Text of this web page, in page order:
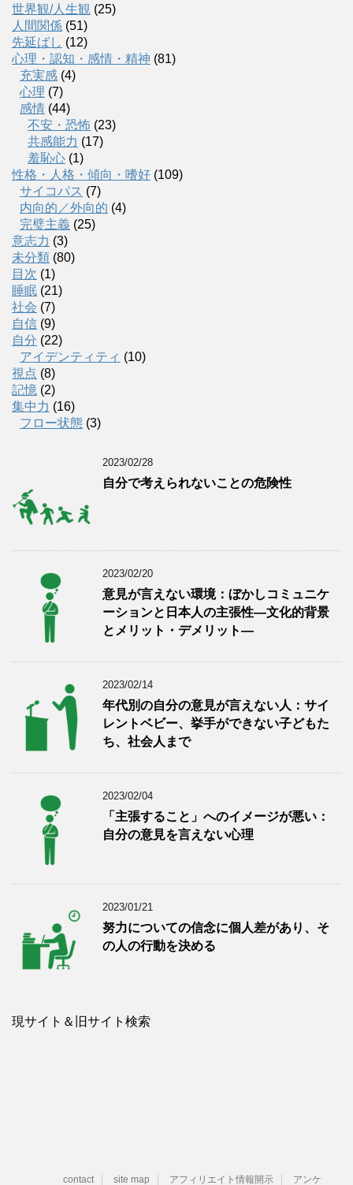
世界観/人生観 (25)
人間関係 (51)
先延ばし (12)
心理・認知・感情・精神 (81)
充実感 (4)
心理 (7)
感情 (44)
不安・恐怖 (23)
共感能力 (17)
羞恥心 (1)
性格・人格・傾向・嗜好 (109)
サイコパス (7)
内向的／外向的 (4)
完璧主義 (25)
意志力 (3)
未分類 (80)
目次 (1)
睡眠 (21)
社会 (7)
自信 (9)
自分 (22)
アイデンティティ (10)
視点 (8)
記憶 (2)
集中力 (16)
フロー状態 (3)
2023/02/28
自分で考えられないことの危険性
2023/02/20
意見が言えない環境：ぼかしコミュニケ
ーションと日本人の主張性―文化的背景
とメリット・デメリット―
2023/02/14
年代別の自分の意見が言えない人：サイ
レントベビー、挙手ができない子どもた
ち、社会人まで
2023/02/04
「主張すること」へのイメージが悪い：
自分の意見を言えない心理
2023/01/21
努力についての信念に個人差があり、そ
の人の行動を決める
現サイト＆旧サイト検索
contact site map アフィリエイト情報開示 アンケ